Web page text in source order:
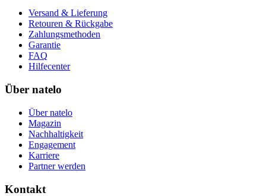
Versand & Lieferung
Retouren & Rückgabe
Zahlungsmethoden
Garantie
FAQ
Hilfecenter
Über natelo
Über natelo
Magazin
Nachhaltigkeit
Engagement
Karriere
Partner werden
Kontakt